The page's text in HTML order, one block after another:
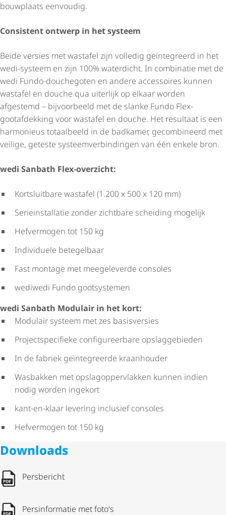
bouwplaats eenvoudig.
Consistent ontwerp in het systeem
Beide versies met wastafel zijn volledig geïntegreerd in het
wedi-systeem en zijn 100% waterdicht. In combinatie met de
wedi Fundo-douchegoten en andere accessoires kunnen
wastafel en douche qua uiterlijk op elkaar worden
afgestemd – bijvoorbeeld met de slanke Fundo Flex-
gootafdekking voor wastafel en douche. Het resultaat is een
harmonieus totaalbeeld in de badkamer, gecombineerd met
veilige, geteste systeem­ver­bin­dingen van één enkele bron.
wedi Sanbath Flex-overzicht:
Kortsluitbare wastafel (1.200 x 500 x 120 mm)
Seriein­stal­latie zonder zichtbare scheiding mogelijk
Hefvermogen tot 150 kg
Individuele betegelbaar
Fast montage met meegeleverde consoles
wediwedi Fundo gootsystemen
wedi Sanbath Modulair in het kort:
Modulair systeem met zes basisversies
Project­spe­ci­fieke confi­gu­reer­bare opslaggebieden
In de fabriek geïntegreerde kraanhouder
Wasbakken met opslag­op­per­vlakken kunnen indien
nodig worden ingekort
kant-en-klaar levering inclusief consoles
Hefvermogen tot 150 kg
Downloads
Persbericht
Persinformatie met foto's